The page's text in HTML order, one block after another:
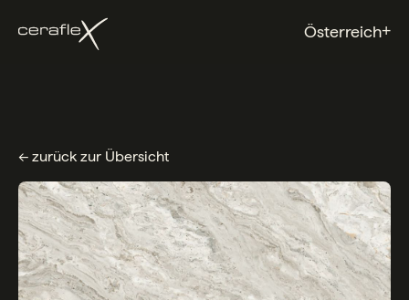
Österreich+
← zurück zur Übersicht